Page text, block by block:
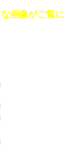
画像がご覧に